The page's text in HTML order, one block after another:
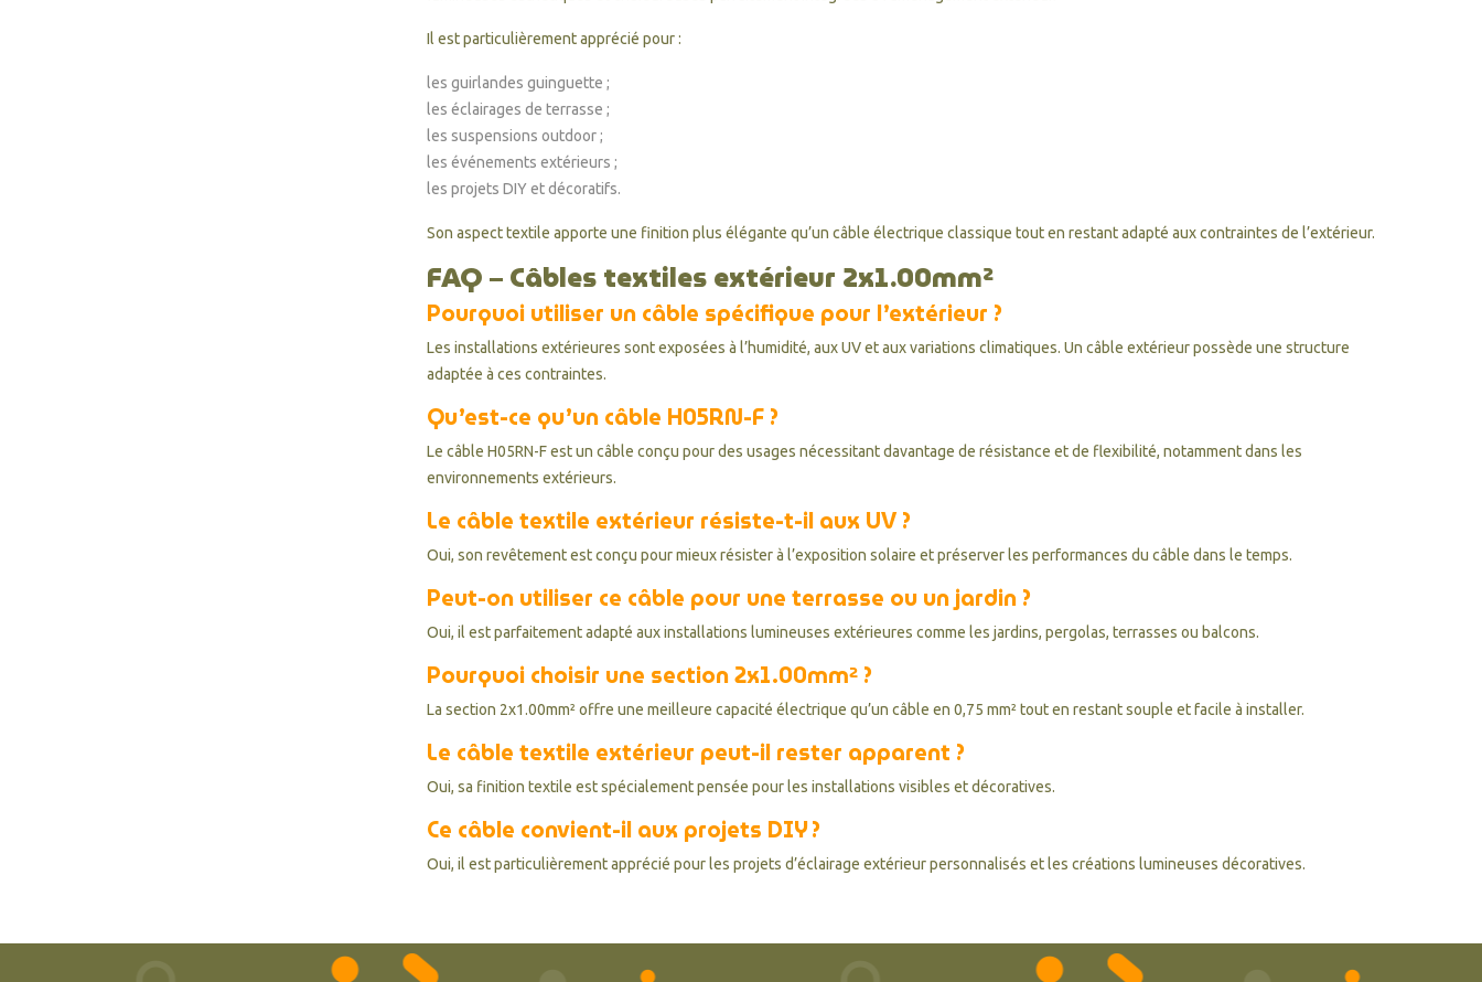
Il est particulièrement apprécié pour :
les guirlandes guinguette ;
les éclairages de terrasse ;
les suspensions outdoor ;
les événements extérieurs ;
les projets DIY et décoratifs.
Son aspect textile apporte une finition plus élégante qu’un câble électrique classique tout en restant adapté aux contraintes de l’extérieur.
FAQ – Câbles textiles extérieur 2x1.00mm²
Pourquoi utiliser un câble spécifique pour l’extérieur ?
Les installations extérieures sont exposées à l’humidité, aux UV et aux variations climatiques. Un câble extérieur possède une structure
adaptée à ces contraintes.
Qu’est-ce qu’un câble H05RN-F ?
Le câble H05RN-F est un câble conçu pour des usages nécessitant davantage de résistance et de flexibilité, notamment dans les
environnements extérieurs.
Le câble textile extérieur résiste-t-il aux UV ?
Oui, son revêtement est conçu pour mieux résister à l’exposition solaire et préserver les performances du câble dans le temps.
Peut-on utiliser ce câble pour une terrasse ou un jardin ?
Oui, il est parfaitement adapté aux installations lumineuses extérieures comme les jardins, pergolas, terrasses ou balcons.
Pourquoi choisir une section 2x1.00mm² ?
La section 2x1.00mm² offre une meilleure capacité électrique qu’un câble en 0,75 mm² tout en restant souple et facile à installer.
Le câble textile extérieur peut-il rester apparent ?
Oui, sa finition textile est spécialement pensée pour les installations visibles et décoratives.
Ce câble convient-il aux projets DIY ?
Oui, il est particulièrement apprécié pour les projets d’éclairage extérieur personnalisés et les créations lumineuses décoratives.